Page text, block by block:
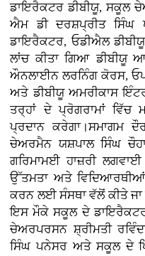
ਡਾਇਰੈਕਟਰ ਡੀਬੀਯੂ, ਸਕੂਲ
ਐਮ ਡੀ ਦਰਸ਼ਪ੍ਰੀਤ ਸਿੰਘ
ਡਾਇਰੈਕਟਰ, ਓਡੀਐਲ ਡੀਬੀਯੂ
ਲਾਂਚ ਕੀਤਾ ਗਿਆ ਡੀਬੀਯੂ
ਔਨਲਾਈਨ ਲਰਨਿੰਗ ਕੋਰਸ,
ਅਤੇ ਡੀਬੀਯੂ ਅਮਰੀਕਾਸ
ਤਰ੍ਹਾਂ ਦੇ ਪ੍ਰੋਗਰਾਮਾਂ ਵਿੱਚ
ਪ੍ਰਦਾਨ ਕਰੇਗਾ।ਸਮਾਗਮ
ਚੇਅਰਮੈਨ ਯਸ਼ਪਾਲ ਸਿੰਘ
ਗਰਿਮਾਮਈ ਹਾਜ਼ਰੀ
ਉੱਤਮਤਾ ਅਤੇ ਵਿਦਿਆਰਥੀਆਂ
ਕਰਨ ਲਈ ਸੰਸਥਾ ਵੱਲੋਂ ਕੀਤੇ ਜਾ
ਇਸ ਮੌਕੇ ਸਕੂਲ ਦੇ ਡਾਇਰੈਕਟਰ
ਚੇਅਰਪਰਸਨ ਸ਼੍ਰੀਮਤੀ
ਸਿੰਘ ਪਨੇਸਰ ਅਤੇ ਸਕੂਲ ਦੇ